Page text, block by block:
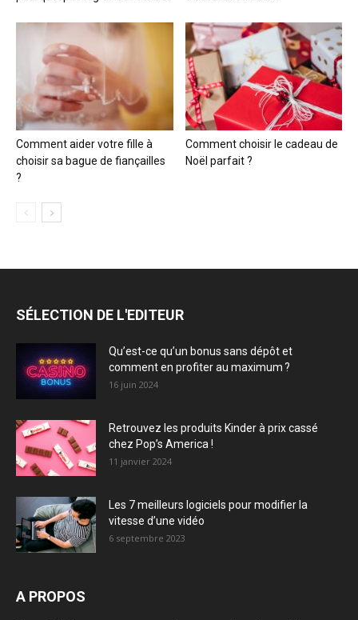
Comment aider votre fille à
choisir sa bague de fiançailles
?
Comment choisir le cadeau de
Noël parfait ?
SÉLECTION DE L'EDITEUR
Qu’est-ce qu’un bonus sans dépôt et
comment en profiter au maximum ?
16 juin 2024
Retrouvez les produits Kinder à prix cassé
chez Pop’s America !
11 janvier 2024
Les 7 meilleurs logiciels pour modifier la
vitesse d’une vidéo
6 septembre 2023
A PROPOS